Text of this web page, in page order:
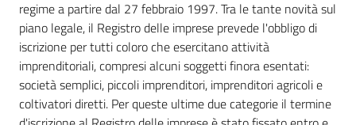
regime a partire dal 27 febbraio 1997. Tra le tante novità sul
piano legale, il Registro delle imprese prevede l'obbligo di
iscrizione per tutti coloro che esercitano attività
imprenditoriali, compresi alcuni soggetti finora esentati:
società semplici, piccoli imprenditori, imprenditori agricoli e
coltivatori diretti. Per queste ultime due categorie il termine